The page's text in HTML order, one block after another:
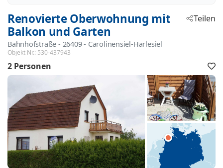
Renovierte Oberwohnung mit
Balkon und Garten
Bahnhofstraße - 26409 - Carolinensiel-Harlesiel
Objekt Nr.: 530-437943
Teilen
2 Personen